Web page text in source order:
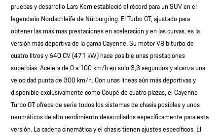
pruebas y desarrollo Lars Kern estableció el récord para un SUV en el
legendario Nordschleife de Nürburgring. El Turbo GT, ajustado para
obtener las máximas prestaciones en aceleración y en las curvas, es la
versión más deportiva de la gama Cayenne. Su motor V8 biturbo de
cuatro litros y 640 CV (471 kW) hace posible unas prestaciones
soberbias. Acelera de 0 a 100 km/h en solo 3,3 segundos y alcanza una
velocidad punta de 300 km/h. Con unas líneas aún más deportivas y
disponible exclusivamente como Coupé de cuatro plazas, el Cayenne
Turbo GT ofrece de serie todos los sistemas de chasis posibles y unos
neumáticos de alto rendimiento desarrollados específicamente para esta
versión. La cadena cinemática y el chasis tienen ajustes específicos. El